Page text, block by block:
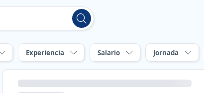
Experiencia Salario Jornada